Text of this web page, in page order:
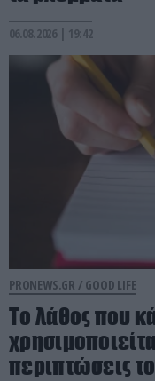
06.08.2026 | 19:42
PRONEWS.GR / GOOD LIFE
Το λάθος που
περιπτώσεις το